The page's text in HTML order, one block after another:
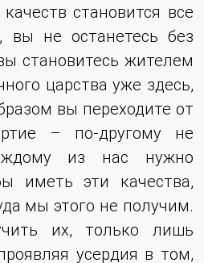
становится все
не останетесь без
становитесь жителем
царства уже здесь,
вы переходите от
– по-другому не
из нас нужно
иметь эти качества,
мы этого не получим.
их, только лишь
усердия в том,